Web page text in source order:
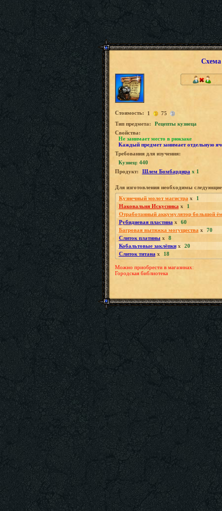
Стоимость: 1
75
Tип предмета:
Рецепты кузнеца
Свойства:
Не занимает место в рюкзаке
Каждый предмет занимает отдельную
Требования для изучения:
Кузнец: 440
Продукт:
Шлем Бомбардира x 1
Для изготовления необходимы
Кузнечный молот магистра x
1
Наковальня Искусника x
1
Отработанный аккумулятор большой
Рубидиевая пластина x
60
Багровая вытяжка могущества x
70
Слиток платиныx
8
Кобальтовые заклёпкиx
20
Слиток титана x 18
Можно приобрести в магазинах:
Городская библиотека